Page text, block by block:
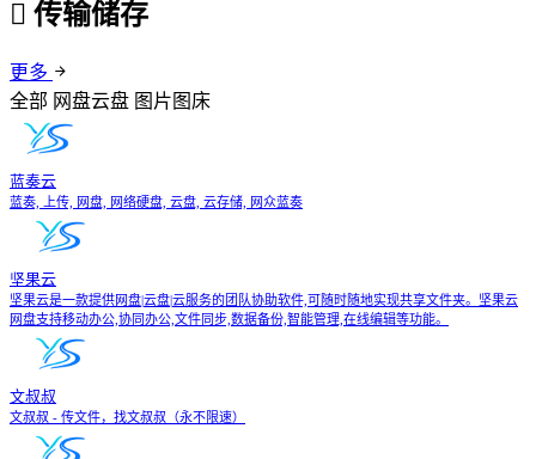
传输储存
更多
全部 网盘云盘 图片图床
蓝奏云
蓝奏, 上传, 网盘, 网络硬盘, 云盘, 云存储, 网众蓝奏
坚果云
坚果云是一款提供网盘|云盘|云服务的团队协助软件,可随时随地实现共享文件夹。坚果云
网盘支持移动办公,协同办公,文件同步,数据备份,智能管理,在线编辑等功能。
文叔叔
文叔叔 - 传文件，找文叔叔（永不限速）